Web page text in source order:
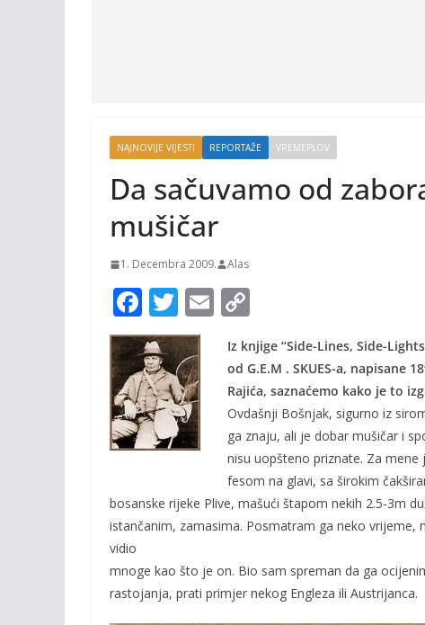
NAJNOVIJE VIJESTI REPORTAŽE VREMEPLOV
Da sačuvamo od
mušičar
1. Decembra 2009. Alas
F
ac
e
b
o
o
T
w
itt
er
E
ai
o
p
y
Li
n
k
Iz knjige “Side-Lines, Side-
od G.E.M . SKUES-a, napisane
Rajića, saznaćemo kako je to
Ovdašnji Bošnjak, sigurno iz
ga znaju, ali je dobar mušičar i
nisu uopšteno priznate. Za
fesom na glavi, sa širokim
bosanske rijeke Plive, mašući štapom nekih 2.5-3m
istančanim, zamasima. Posmatram ga neko
vidio
mnoge kao što je on. Bio sam spreman da ga
rastojanja, prati primjer nekog Engleza ili Austrijanca.